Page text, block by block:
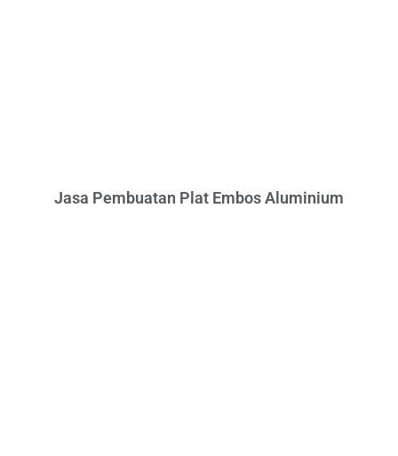
Jasa Pembuatan Plat Embos Aluminium